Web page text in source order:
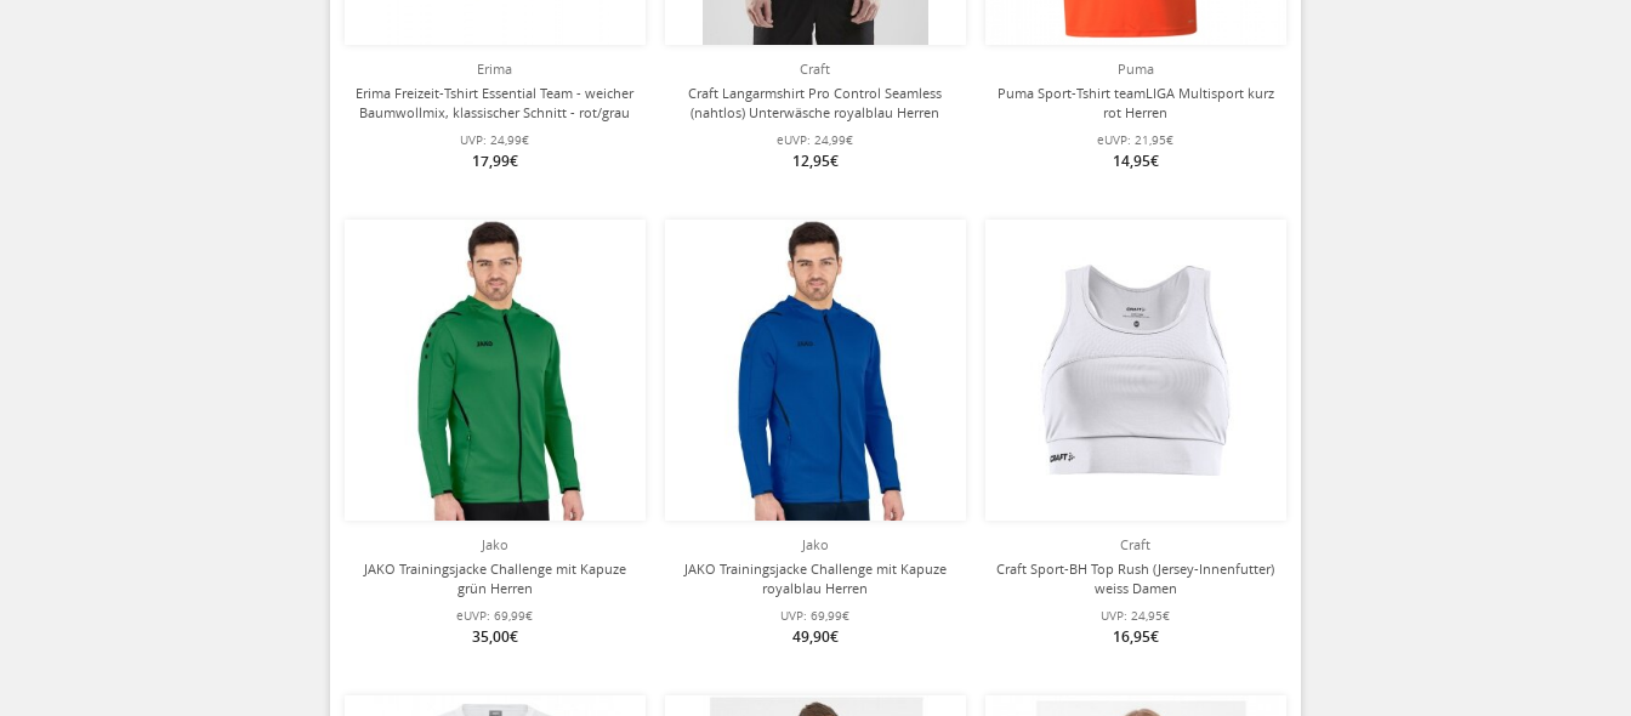
Erima
Erima Freizeit-Tshirt Essential Team - weicher
Baumwollmix, klassischer Schnitt - rot/grau
UVP: 24,99€
17,99€
Craft
Craft Langarmshirt Pro Control Seamless
(nahtlos) Unterwäsche royalblau Herren
eUVP: 24,99€
12,95€
Puma
Puma Sport-Tshirt teamLIGA Multisport kurz
rot Herren
eUVP: 21,95€
14,95€
Jako
JAKO Trainingsjacke Challenge mit Kapuze
grün Herren
eUVP: 69,99€
35,00€
Jako
JAKO Trainingsjacke Challenge mit Kapuze
royalblau Herren
UVP: 69,99€
49,90€
Craft
Craft Sport-BH Top Rush (Jersey-Innenfutter)
weiss Damen
UVP: 24,95€
16,95€